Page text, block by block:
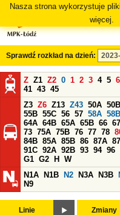
Nasza strona wykorzystuje
więcej.
Sprawdź rozkład na dzień:
Z Z1 Z2 0 1 2 3 4 5 6
41 43 45
Z3 Z6 Z13 Z43 50A 50B
55B 55C 56 57 58A 58B
64A 64B 65A 65B 66 67
73 75A 75B 76 77 78
84B 85A 85B 86 87A
91C 92A 92B 93 94 96
G1 G2 H
W
N1A
N1B N2 N3A N3B
N9
Linie Zmiany